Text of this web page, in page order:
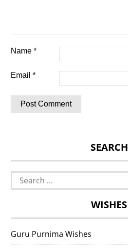
Name*
Email*
SEARCH
Search
for:
WISHES
Guru Purnima Wishes